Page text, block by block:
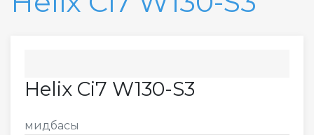
Helix Ci7 W130-S3
мидбасы